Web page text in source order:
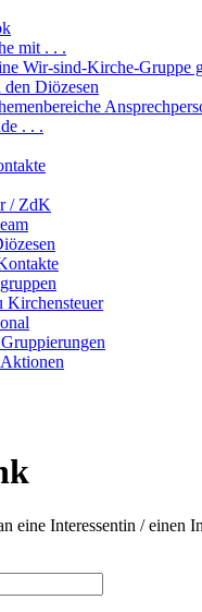
mit . . .
Wir-sind-Kirche-Gruppe
den Diözesen
. . .
/ ZdK
Kirchensteuer
eine Interessentin / einen